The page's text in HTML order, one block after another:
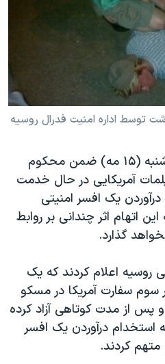
صلح
«سی‌پک»
توسط اداره امنیت فدرال روسیه
مقام های کرملین روز چهارشنبه (۱۵ مه) ضمن محکوم
آمریکایی در حال خدمت
یک افسر امنیتی
اتهام اثر چندانی بر روابط
گذارد.
روسیه اعلام کردند که یک
سوم سفارت آمریکا در مسکو
پس از مدت کوتاهی آزاد کرده
استخدام درآوردن یک افسر
کردند.